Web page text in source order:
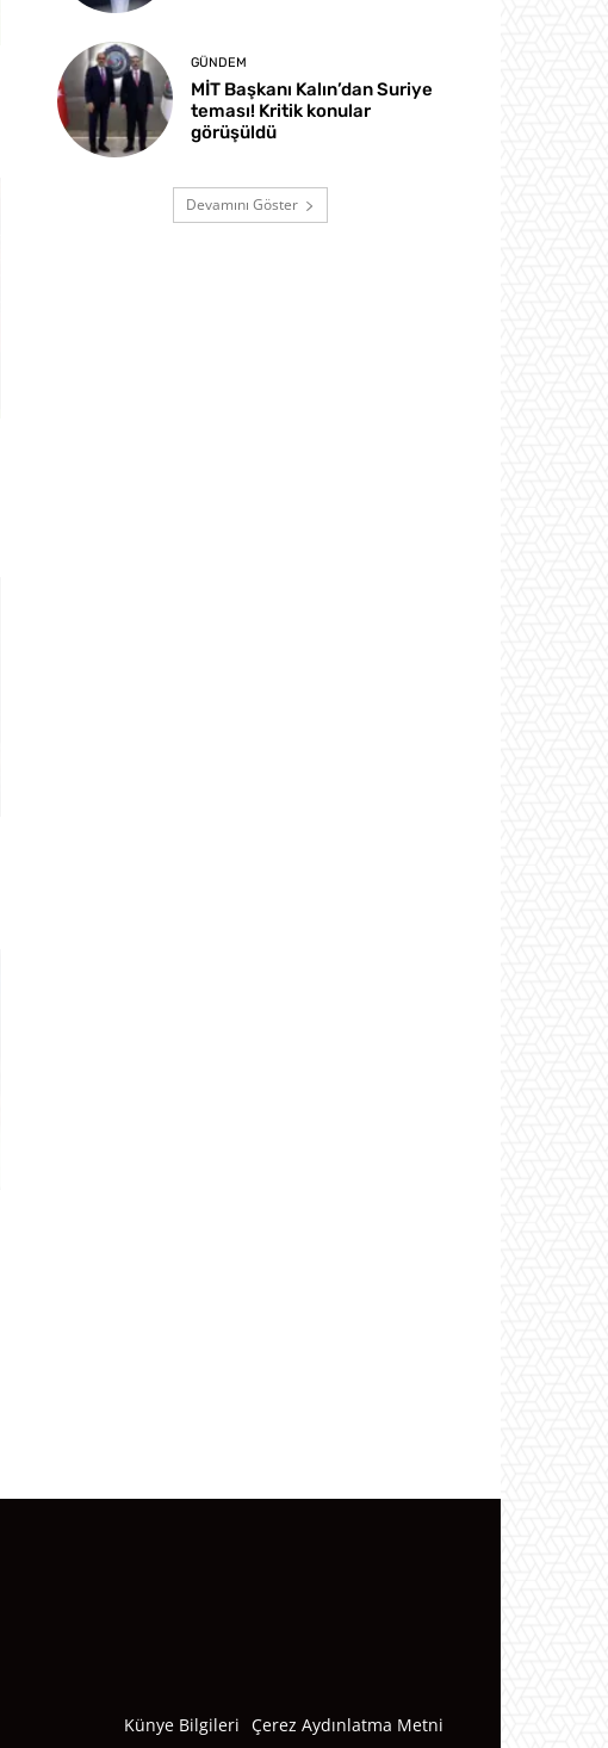
GÜNDEM
MİT Başkanı Kalın’dan Suriye
teması! Kritik konular
görüşüldü
Devamını Göster
Künye Bilgileri Çerez Aydınlatma Metni